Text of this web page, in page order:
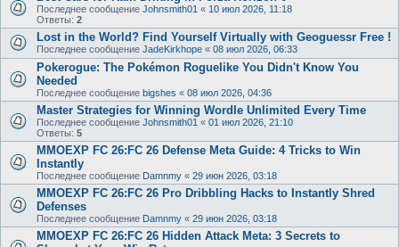
Последнее сообщение Johnsmith01 « 10 июл 2026, 11:18
Ответы: 2
Lost in the World? Find Yourself Virtually with Geoguessr Free !
Последнее сообщение JadeKirkhope « 08 июл 2026, 06:33
Pokerogue: The Pokémon Roguelike You Didn't Know You
Needed
Последнее сообщение bigshes « 08 июл 2026, 04:36
Master Strategies for Winning Wordle Unlimited Every Time
Последнее сообщение Johnsmith01 « 01 июл 2026, 21:10
Ответы: 5
MMOEXP FC 26:FC 26 Defense Meta Guide: 4 Tricks to Win
Instantly
Последнее сообщение Damnmy « 29 июн 2026, 03:18
MMOEXP FC 26:FC 26 Pro Dribbling Hacks to Instantly Shred
Defenses
Последнее сообщение Damnmy « 29 июн 2026, 03:18
MMOEXP FC 26:FC 26 Hidden Attack Meta: 3 Secrets to